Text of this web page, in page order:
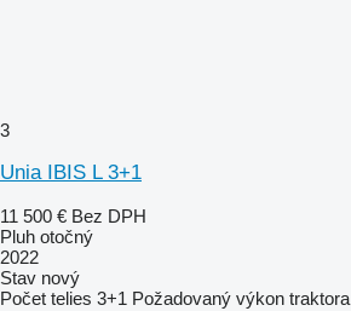
3
Unia IBIS L 3+1
11 500 € Bez DPH
Pluh otočný
2022
Stav nový
Počet telies 3+1 Požadovaný výkon traktora